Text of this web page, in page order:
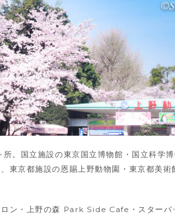
。国立施設の東京国立博物館・国立科学
東京都施設の恩賜上野動物園・東京都美
ン・上野の森 Park Side Cafe・スターバ